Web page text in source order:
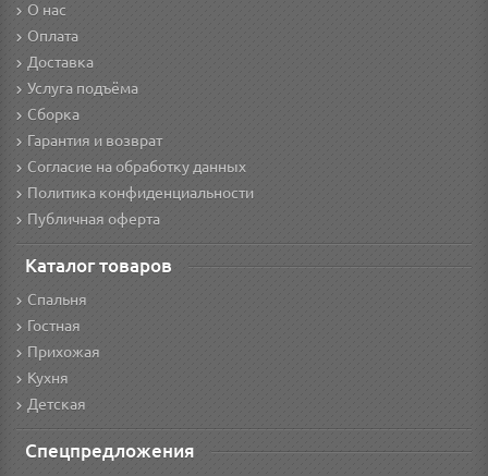
О нас
Оплата
Доставка
Услуга подъёма
Сборка
Гарантия и возврат
Согласие на обработку данных
Политика конфиденциальности
Публичная оферта
Каталог товаров
Спальня
Гостная
Прихожая
Кухня
Детская
Спецпредложения